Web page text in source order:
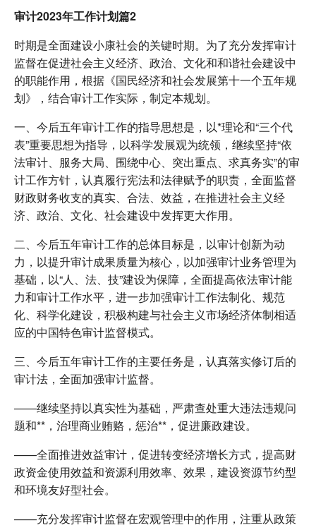
审计2023年工作计划篇2
时期是全面建设小康社会的关键时期。为了充分发挥审计
监督在促进社会主义经济、政治、文化和和谐社会建设中
的职能作用，根据《国民经济和社会发展第十一个五年规
划》，结合审计工作实际，制定本规划。
一、今后五年审计工作的指导思想是，以*理论和“三个代
表”重要思想为指导，以科学发展观为统领，继续坚持“依
法审计、服务大局、围绕中心、突出重点、求真务实”的审
计工作方针，认真履行宪法和法律赋予的职责，全面监督
财政财务收支的真实、合法、效益，在推进社会主义经
济、政治、文化、社会建设中发挥更大作用。
二、今后五年审计工作的总体目标是，以审计创新为动
力，以提升审计成果质量为核心，以加强审计业务管理为
基础，以“人、法、技”建设为保障，全面提高依法审计能
力和审计工作水平，进一步加强审计工作法制化、规范
化、科学化建设，积极构建与社会主义市场经济体制相适
应的中国特色审计监督模式。
三、今后五年审计工作的主要任务是，认真落实修订后的
审计法，全面加强审计监督。
——继续坚持以真实性为基础，严肃查处重大违法违规问
题和**，治理商业贿赂，惩治**，促进廉政建设。
——全面推进效益审计，促进转变经济增长方式，提高财
政资金使用效益和资源利用效率、效果，建设资源节约型
和环境友好型社会。
——充分发挥审计监督在宏观管理中的作用，注重从政策